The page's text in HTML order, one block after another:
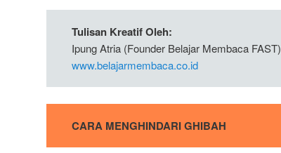
Tulisan Kreatif Oleh:
Ipung Atria (Founder Belajar Membaca FAST)
www.belajarmembaca.co.id
CARA MENGHINDARI GHIBAH